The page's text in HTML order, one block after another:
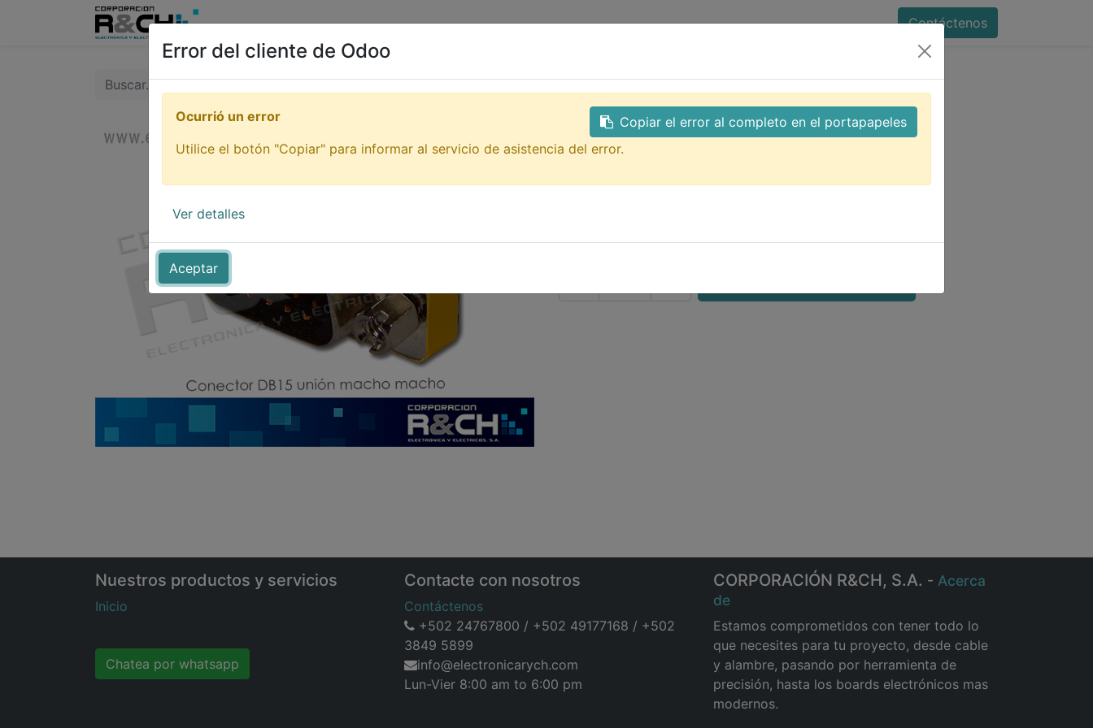
Inicio Tienda Tutoriales Contacto Contáctenos
GTQ
Todos los productos
CN-DB15MM conector DB15 union macho macho
CN-DB15MM conector DB15 union
macho macho
Nuestros productos y servicios
Inicio
Chatea por whatsapp
Contacte con nosotros
Contáctenos
+502 24767800 / +502 49177168 / +502
3849 5899
info@electronicarych.com
Lun-Vier 8:00 am to 6:00 pm
CORPORACIÓN R&CH, S.A. - Acerca
de
Estamos comprometidos con tener todo lo
que necesites para tu proyecto, desde cable
y alambre, pasando por herramienta de
precisión, hasta los boards electrónicos mas
modernos.
Error del cliente de Odoo
Aceptar
Copiar el error al completo en el portapapeles
Ocurrió un error
Utilice el botón "Copiar" para informar al servicio de asistencia del error.
Ver detalles